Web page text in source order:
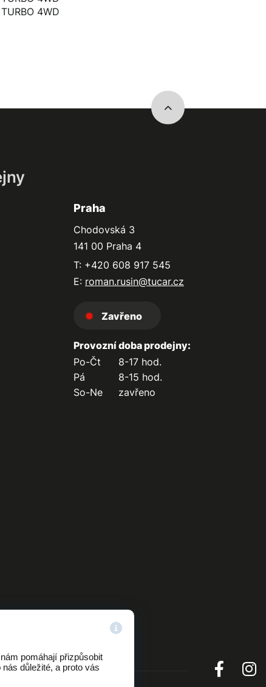
pomáhají přizpůsobit
důležité, a proto vás
4WD
Praha
Chodovská 3
141 00 Praha 4
T: +420 608 917 545
E: roman.rusin@tucar.cz
Zavřeno
Provozní doba prodejny:
Po-Čt
8-17 hod.
Pá
8-15 hod.
So-Ne
zavřeno